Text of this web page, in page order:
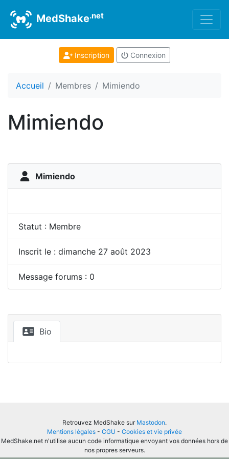
MedShake.net
Inscription Connexion
Accueil Membres Mimiendo
Mimiendo
Mimiendo
Statut : Membre
Inscrit le : dimanche 27 août 2023
Message forums : 0
Bio
Retrouvez MedShake sur Mastodon.
Mentions légales - CGU - Cookies et vie privée
MedShake.net n'utilise aucun code informatique envoyant vos données hors de
nos propres serveurs.